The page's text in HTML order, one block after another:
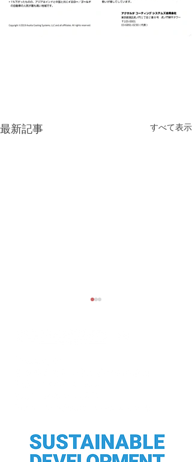
最新記事 すべて表示